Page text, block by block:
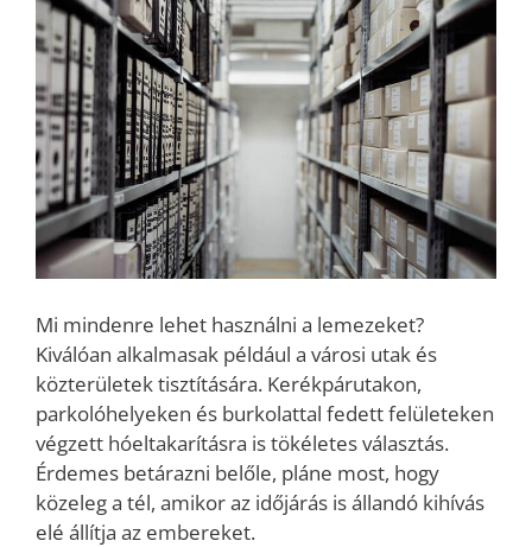
Mi mindenre lehet használni a lemezeket?
Kiválóan alkalmasak például a városi utak és
közterületek tisztítására. Kerékpárutakon,
parkolóhelyeken és burkolattal fedett felületeken
végzett hóeltakarításra is tökéletes választás.
Érdemes betárazni belőle, pláne most, hogy
közeleg a tél, amikor az időjárás is állandó kihívás
elé állítja az embereket.